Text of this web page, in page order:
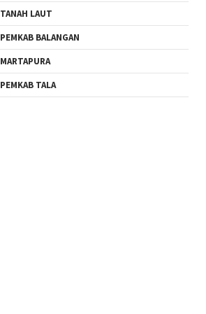
TANAH LAUT
PEMKAB BALANGAN
MARTAPURA
PEMKAB TALA